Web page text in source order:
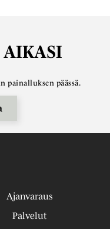
AIKASI
päässä.
Ajanvaraus
Palvelut